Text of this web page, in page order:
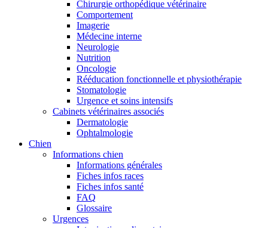
Chirurgie orthopédique vétérinaire
Comportement
Imagerie
Médecine interne
Neurologie
Nutrition
Oncologie
Rééducation fonctionnelle et physiothérapie
Stomatologie
Urgence et soins intensifs
Cabinets vétérinaires associés
Dermatologie
Ophtalmologie
Chien
Informations chien
Informations générales
Fiches infos races
Fiches infos santé
FAQ
Glossaire
Urgences